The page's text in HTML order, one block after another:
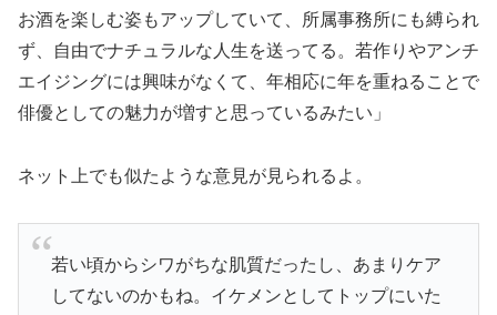
お酒を楽しむ姿もアップしていて、所属事務所にも縛られ
ず、自由でナチュラルな人生を送ってる。若作りやアンチ
エイジングには興味がなくて、年相応に年を重ねることで
俳優としての魅力が増すと思っているみたい」
ネット上でも似たような意見が見られるよ。
若い頃からシワがちな肌質だったし、あまりケア
してないのかもね。イケメンとしてトップにいた